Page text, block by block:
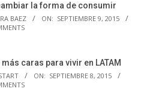
la forma de consumir
BAEZ ON: SEPTIEMBRE 9, 2015
caras para vivir en LATAM
ON: SEPTIEMBRE 8, 2015